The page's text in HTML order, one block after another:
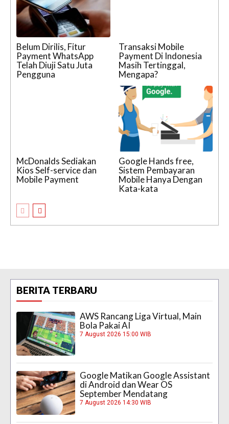
Belum Dirilis, Fitur
Payment WhatsApp
Telah Diuji Satu Juta
Pengguna
Transaksi Mobile
Payment Di Indonesia
Masih Tertinggal,
Mengapa?
McDonalds Sediakan
Kios Self-service dan
Mobile Payment
Google Hands free,
Sistem Pembayaran
Mobile Hanya Dengan
Kata-kata
BERITA TERBARU
AWS Rancang Liga Virtual, Main
Bola Pakai AI
7 August 2026 15:00 WIB
Google Matikan Google Assistant
di Android dan Wear OS
September Mendatang
7 August 2026 14:30 WIB